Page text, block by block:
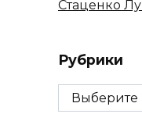
Стаценко
Рубрики
Рубрики